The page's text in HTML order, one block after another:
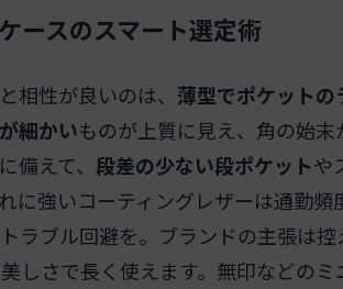
ースのスマート選定術
相性が良いのは、 薄型でポケット
細かいものが上質に見え、角の始
えて、 段差の少ない段ポケットや
に強いコーティングレザーは通勤頻
ラブル回避を。ブランドの主張は
しさで長く使えます。無印などの